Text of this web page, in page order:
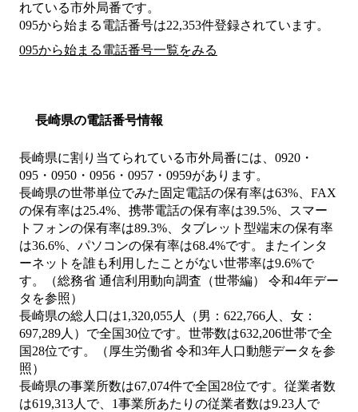
れている市外局番です。
095から始まる電話番号は22,353件登録されています。
095から始まる電話番号一覧をみる
長崎県の電話番号情報
長崎県に割り当てられている市外局番には、0920・
095・0950・0956・0957・0959があります。
長崎県の世帯単位でみた固定電話の保有率は63%、FAX
の保有率は25.4%、携帯電話の保有率は39.5%、スマー
トフォンの保有率は89.3%、タブレット型端末の保有率
は36.6%、パソコンの保有率は68.4%です。またインタ
ーネットを誰も利用したことがない世帯率は9.6%で
す。（総務省 通信利用動向調査（世帯編） 令和4年デー
タを参照）
長崎県の総人口は1,320,055人（男：622,766人、女：
697,289人）で全国30位です。世帯数は632,206世帯で全
国28位です。（厚生労働省 令和3年人口動態データを参
照）
長崎県の事業所数は67,074件で全国28位です。従業者数
は619,313人で、1事業所あたりの従業者数は9.23人で